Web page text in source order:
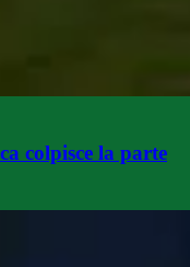
colpisce la parte